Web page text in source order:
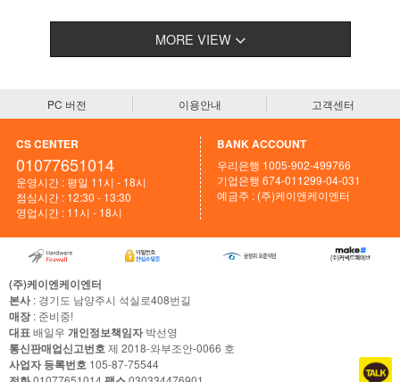
MORE VIEW
PC 버전 이용안내 고객센터
CS CENTER
01077651014
운영시간 : 평일 11시 - 18시
점심시간 : 12:30 - 13:30
영업시간 : 11시 - 18시
BANK ACCOUNT
우리은행 1005-902-499766
기업은행 674-011299-04-031
예금주 : (주)케이앤케이엔터
(주)케이엔케이엔터
본사: 경기도 남양주시 석실로408번길
매장: 준비중!
대표배일우 개인정보책임자박선영
통신판매업신고번호제 2018-와부조안-0066 호
사업자 등록번호 105-87-75544